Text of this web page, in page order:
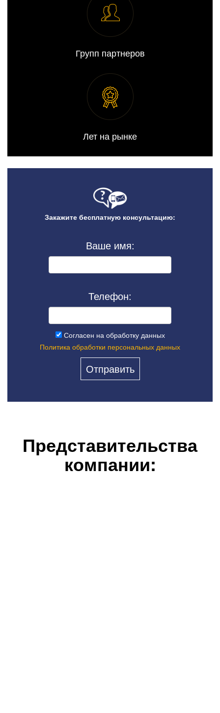
Групп партнеров
Лет на рынке
Закажите бесплатную консультацию:
Ваше имя:
Телефон:
Согласен на обработку данных
Политика обработки персональных данных
Представительства
компании: